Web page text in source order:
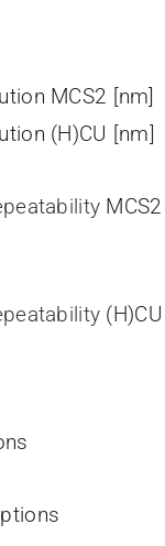
MCS2 [nm]
(H)CU [nm]
MCS2
(H)CU